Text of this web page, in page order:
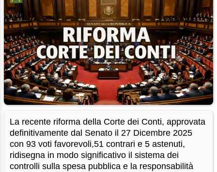
La recente riforma della Corte dei Conti, approvata
definitivamente dal Senato il 27 Dicembre 2025
con 93 voti favorevoli,51 contrari e 5 astenuti,
ridisegna in modo significativo il sistema dei
controlli sulla spesa pubblica e la responsabilità